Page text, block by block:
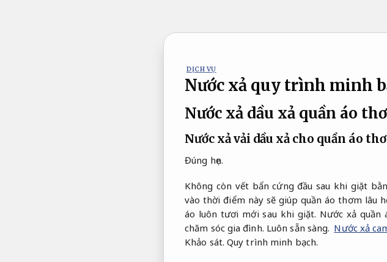
DỊCH VỤ
Nước xả quy trình minh
Nước xả dầu xả quần áo
Nước xả vải dầu xả cho quần áo
Đúng hẹn.
Không còn vết bẩn cứng đầu sau khi giặt
vào thời điểm này sẽ giúp quần áo thơm lâu
áo luôn tươi mới sau khi giặt. Nước xả
chăm sóc gia đình. Luôn sẵn sàng. Nước xả
Khảo sát. Quy trình minh bạch.